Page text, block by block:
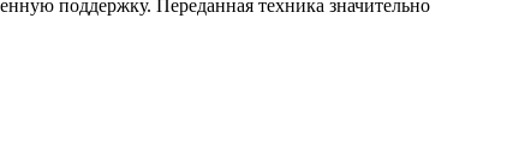
поддержку. Переданная техника значительно